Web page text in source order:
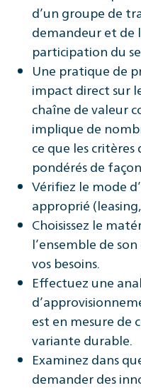
d’un groupe de
demandeur et de
participation du
Une pratique de
impact direct sur
chaîne de valeur
implique de
ce que les
pondérés de
Vérifiez le mode
approprié
Choisissez le
l’ensemble de
vos besoins.
Effectuez une
est en mesure de
variante durable.
Examinez dans
demander des